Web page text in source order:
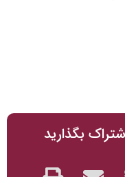
بگذارید